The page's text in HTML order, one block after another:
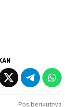
Pos berikutnya